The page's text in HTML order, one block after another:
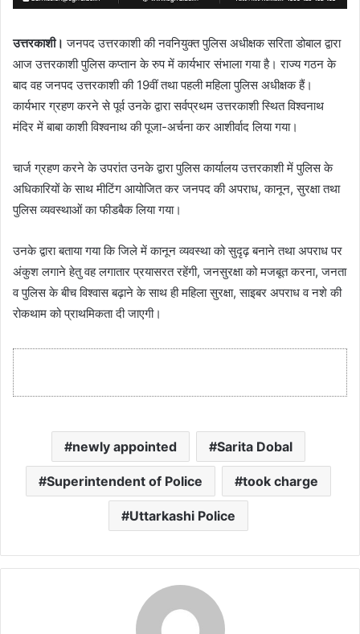
उत्तरकाशी।जनपद उत्तरकाशी की नवनियुक्त पुलिस अधीक्षक सरिता डोबाल द्वारा
आज उत्तरकाशी पुलिस कप्तान के रुप में कार्यभार संभाला गया है। राज्य गठन के
बाद वह जनपद उत्तरकाशी की 19वीं तथा पहली महिला पुलिस अधीक्षक हैं।
कार्यभार ग्रहण करने से पूर्व उनके द्वारा सर्वप्रथम उत्तरकाशी स्थित विश्वनाथ
मंदिर में बाबा काशी विश्वनाथ की पूजा-अर्चना कर आशीर्वाद लिया गया।
चार्ज ग्रहण करने के उपरांत उनके द्वारा पुलिस कार्यालय उत्तरकाशी में पुलिस के
अधिकारियों के साथ मीटिंग आयोजित कर जनपद की अपराध, कानून, सुरक्षा तथा
पुलिस व्यवस्थाओं का फीडबैक लिया गया।
उनके द्वारा बताया गया कि जिले में कानून व्यवस्था को सुदृढ़ बनाने तथा अपराध पर
अंकुश लगाने हेतु वह लगातार प्रयासरत रहेंगी, जनसुरक्षा को मजबूत करना, जनता
व पुलिस के बीच विश्वास बढ़ाने के साथ ही महिला सुरक्षा, साइबर अपराध व नशे की
रोकथाम को प्राथमिकता दी जाएगी।
newly appointed Sarita Dobal
Superintendent of Police took charge
Uttarkashi Police